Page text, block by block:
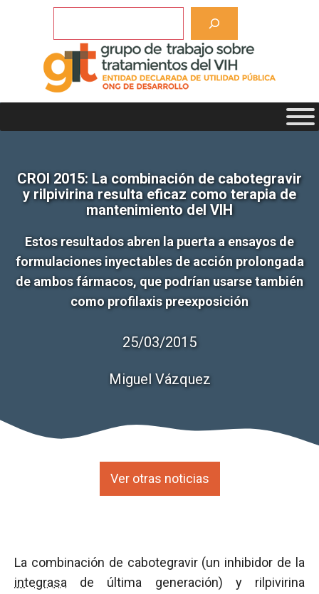
CROI 2015: La combinación de cabotegravir
y rilpivirina resulta eficaz como terapia de
mantenimiento del VIH
Estos resultados abren la puerta a ensayos de
formulaciones inyectables de acción prolongada
de ambos fármacos, que podrían usarse también
como profilaxis preexposición
25/03/2015
Miguel Vázquez
Ver otras noticias
La combinación de cabotegravir (un inhibidor de la
integrasa de última generación) y rilpivirina